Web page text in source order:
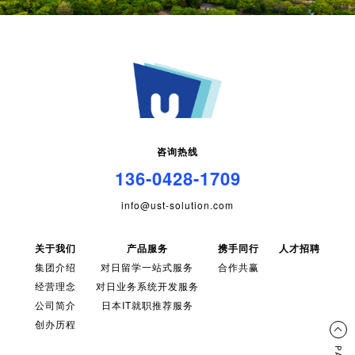
咨询热线
136-0428-1709
info@ust-solution.com
关于我们
集团介绍
经营理念
公司简介
创办历程
产品服务
对日留学一站式服务
对日业务系统开发服务
日本IT就职推荐服务
携手同行
合作共赢
人才招聘